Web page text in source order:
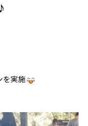
を実施